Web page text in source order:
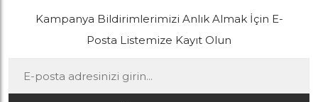
Kampanya Bildirimlerimizi Anlık Almak İçin E-
Posta Listemize Kayıt Olun